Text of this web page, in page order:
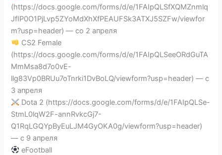
(https://docs.google.com/forms/d/e/1FAIpQLSfXQMZnmlq
JfIP0O1PjLvp5ZYoMdXhXfPEAUFSk3ATXJ5SZFw/viewfor
m?usp=header) — со 2 апреля
CS2 Female
(https://docs.google.com/forms/d/e/1FAIpQLSeeORdGuTA
MmMsa8d7o0vE-
llg83Vp0BRUu7oTnrki1DvBoLQ/viewform?usp=header) — с
3 апреля
Dota 2 (https://docs.google.com/forms/d/e/1FAIpQLSe-
StmL0lqW2F-annRvkcGj7-
Q1RqLGQYpByEuLJM4GyOKA0g/viewform?usp=header)
— с 9 апреля
eFootball